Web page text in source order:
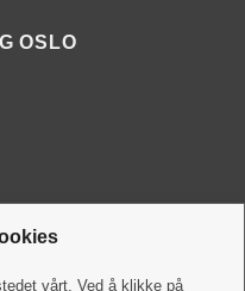
vårt. Ved å klikke på
OSLO